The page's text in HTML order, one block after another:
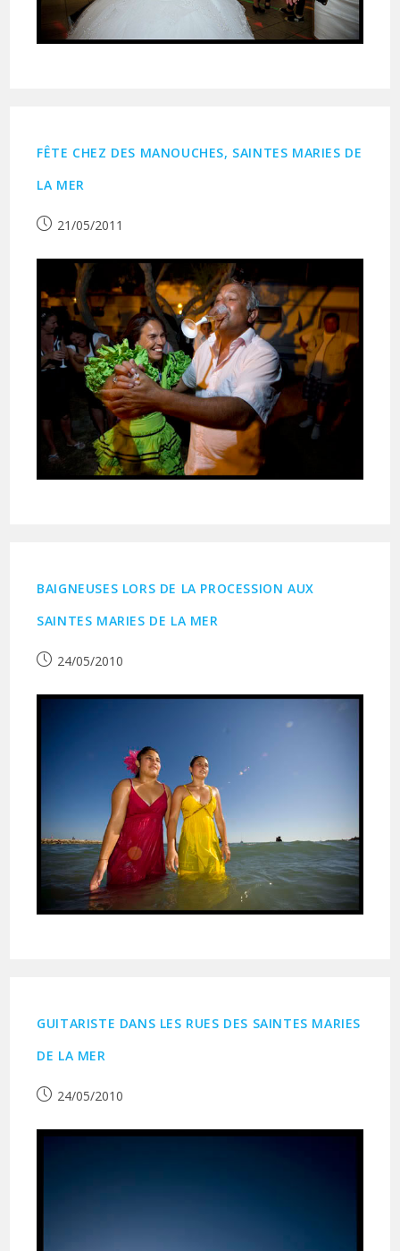
FÊTE CHEZ DES MANOUCHES, SAINTES MARIES DE
LA MER
Publication
21/05/2011
BAIGNEUSES LORS DE LA PROCESSION AUX
SAINTES MARIES DE LA MER
Publication
24/05/2010
GUITARISTE DANS LES RUES DES SAINTES MARIES
DE LA MER
Publication
24/05/2010